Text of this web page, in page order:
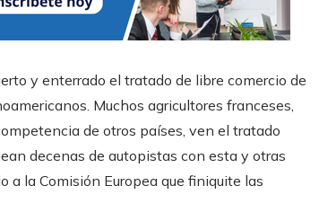
y enterrado el tratado de libre comercio de
Muchos agricultores franceses,
de otros países, ven el tratado
decenas de autopistas con esta y otras
a la Comisión Europea que finiquite las